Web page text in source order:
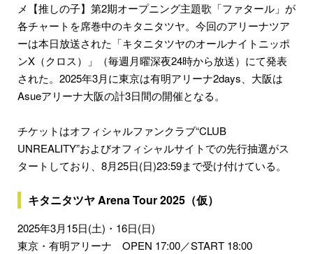
メ【推しの子】第2期オープニング主題歌「ファタール」が
各チャートを席巻中のキタニタツヤ。今回のアリーナツア
ーは本日放送された「キタニタツヤのオールナイトニッポ
ンX（クロス）」（毎週月曜深夜24時から放送）にて発表
された。2025年3月に東京は有明アリーナ2days、大阪は
Asueアリーナ大阪の計3日間の開催となる。
チケットはオフィシャルファンクラブ“CLUB
UNREALITY”およびオフィシャルサイトでの先行抽選がス
タートしており、8月25日(日)23:59まで受け付けている。
キタニタツヤ Arena Tour 2025（仮）
2025年3月15日(土)・16日(日)
東京・有明アリーナ OPEN 17:00／START 18:00